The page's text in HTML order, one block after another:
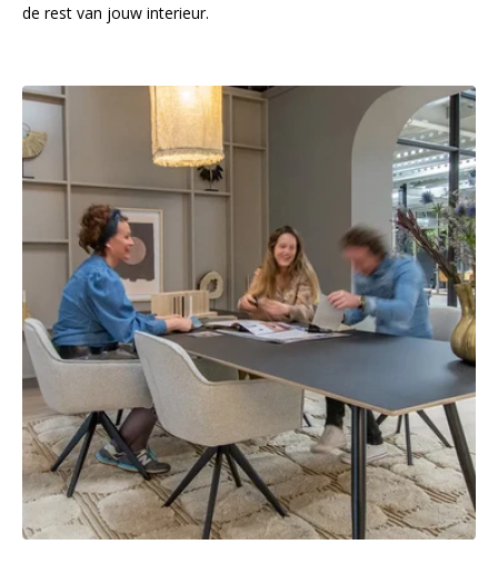
de rest van jouw interieur.